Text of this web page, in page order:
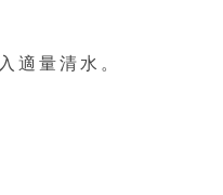
適量清水。